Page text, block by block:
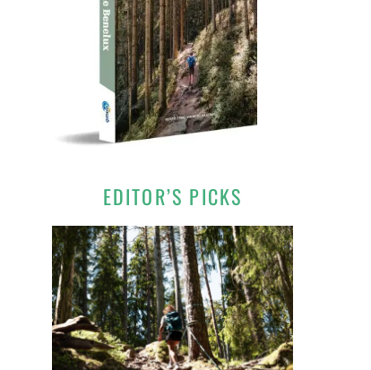
EDITOR’S PICKS